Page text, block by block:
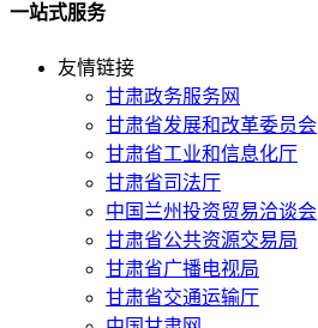
一站式服务
友情链接
甘肃政务服务网
甘肃省发展和改革委员会
甘肃省工业和信息化厅
甘肃省司法厅
中国兰州投资贸易洽谈会
甘肃省公共资源交易局
甘肃省广播电视局
甘肃省交通运输厅